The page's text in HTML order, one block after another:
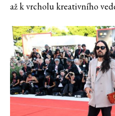
až k vrcholu kreativního